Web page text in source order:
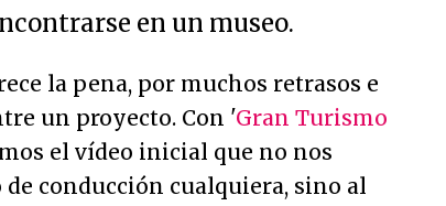
en un museo.
la pena, por muchos retrasos e
un proyecto. Con 'Gran Turismo
el vídeo inicial que no nos
conducción cualquiera, sino al